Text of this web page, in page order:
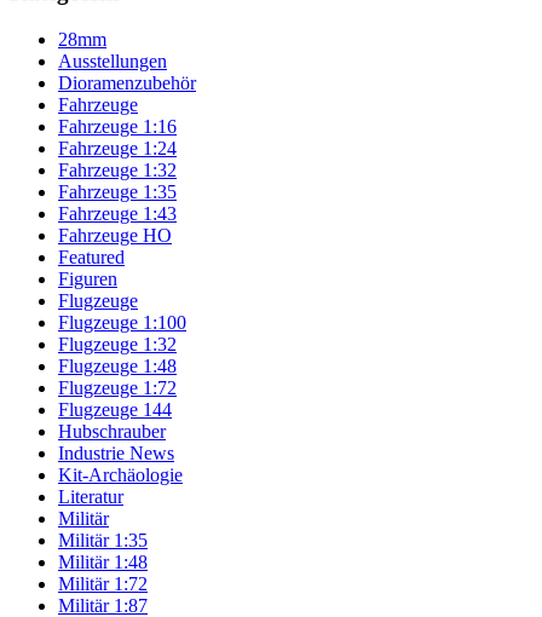
28mm
Ausstellungen
Dioramenzubehör
Fahrzeuge
Fahrzeuge 1:16
Fahrzeuge 1:24
Fahrzeuge 1:32
Fahrzeuge 1:35
Fahrzeuge 1:43
Fahrzeuge HO
Featured
Figuren
Flugzeuge
Flugzeuge 1:100
Flugzeuge 1:32
Flugzeuge 1:48
Flugzeuge 1:72
Flugzeuge 144
Hubschrauber
Industrie News
Kit-Archäologie
Literatur
Militär
Militär 1:35
Militär 1:48
Militär 1:72
Militär 1:87